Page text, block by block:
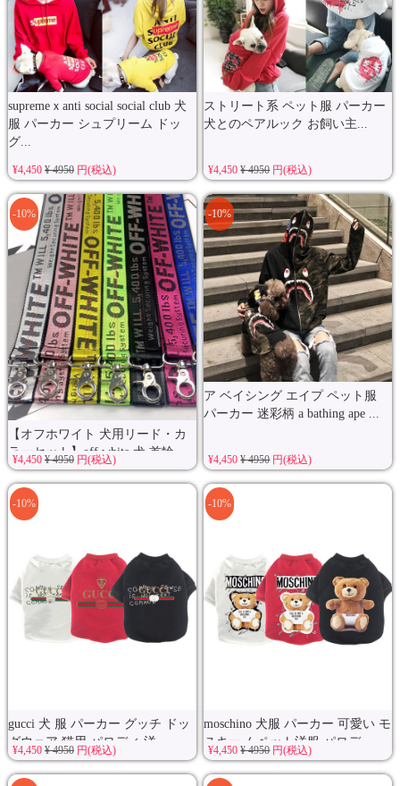
supremeｘanti social social club 犬
服 パーカー シュプリーム ドッ
グ...
¥4,450 ¥ 4950円(税込)
ストリート系 ペット服 パーカー
犬とのペアルック お飼い主...
¥4,450¥ 4950円(税込)
【オフホワイト 犬用リード・カ
ラーセット】off white 犬 首輪...
-10%
¥4,450 ¥ 4950円(税込)
ア ベイシング エイプ ペット服
パーカー 迷彩柄 a bathing ape ...
-10%
¥4,450¥ 4950円(税込)
gucci 犬 服 パーカー グッチ ドッ
グウェア 猫用 パロディ 洋...
-10%
¥4,450 ¥ 4950円(税込)
moschino 犬服 パーカー 可愛い モ
スキーノ ペット洋服 パロデ...
-10%
¥4,450¥ 4950円(税込)